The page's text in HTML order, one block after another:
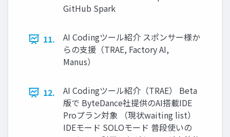
GitHub Spark
11.
AI Codingツール紹介 スポンサー様か
らの支援（TRAE, Factory AI,
Manus）
12.
AI Codingツール紹介（TRAE） Beta
版で ByteDance社提供のAI搭載IDE
Proプラン対象 （現状waiting list）
IDEモード SOLOモード 普段使いの